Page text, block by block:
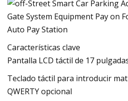
Características clave
Pantalla LCD táctil de 17
Teclado táctil para introducir
QWERTY opcional